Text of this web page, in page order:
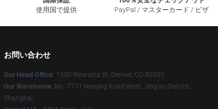
使用国で提供
PayPal / マスターカード / ビザ
お問い合わせ
Our Head Office: 1550 Wewatta St, Denver, CO 80202
Our Warehouse: No. 7777 Nanjing Road West, Jing'an District,
Shanghai